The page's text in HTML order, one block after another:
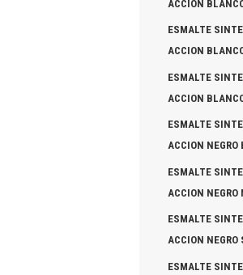
ACCION
ESMALTE
ACCION
ESMALTE
ACCION
ESMALTE
ACCION NEGRO
ESMALTE
ACCION NEGRO
ESMALTE
ACCION NEGRO
ESMALTE